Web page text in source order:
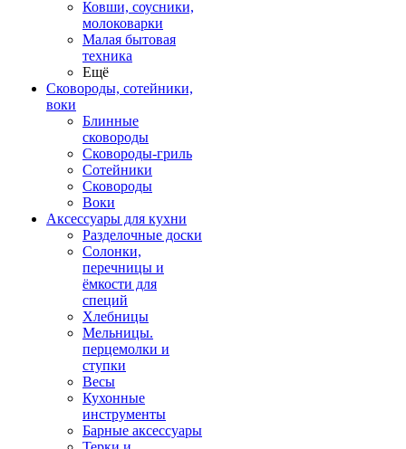
Ковши, соусники,
молоковарки
Малая бытовая
техника
Ещё
Сковороды, сотейники,
воки
Блинные
сковороды
Сковороды-гриль
Сотейники
Сковороды
Воки
Аксессуары для кухни
Разделочные доски
Солонки,
перечницы и
ёмкости для
специй
Хлебницы
Мельницы.
перцемолки и
ступки
Весы
Кухонные
инструменты
Барные аксессуары